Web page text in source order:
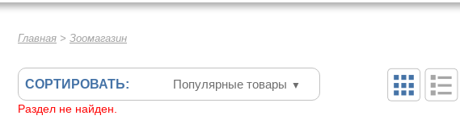
Главная> Зоомагазин
СОРТИРОВАТЬ: Популярные товары ▼
Раздел не найден.